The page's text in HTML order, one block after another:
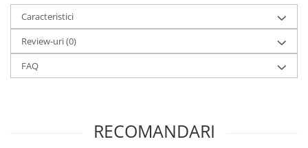
Caracteristici
Review-uri(0)
FAQ
RECOMANDARI